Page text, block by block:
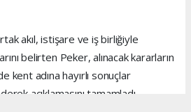
akıl, istişare ve iş birliğiyle
belirten Peker, alınacak kararların
kent adına hayırlı sonuçlar
açıklamasını tamamladı.